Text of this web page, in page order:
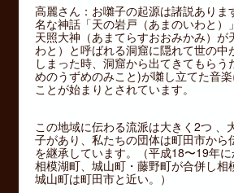
高麗さん：お囃子の起源は諸説ありま
名な神話「天の岩戸（あまのいわと）
天照大神（あまてらすおおみかみ）が
わと）と呼ばれる洞窟に隠れて世の中
しまった時、洞窟から出てきてもらう
めのうずめのみこと)が囃し立てた音
ことが始まりとされています。
この地域に伝わる流派は大きく2つ 、
子があり、私たちの団体は町田市から
を継承しています。（平成18〜19年に
相模湖町、城山町・藤野町が合併し相
城山町は町田市と近い。）